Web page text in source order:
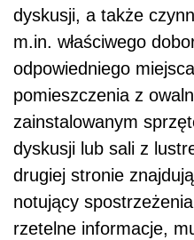
dyskusji, a także
m.in. właściwego
odpowiedniego
pomieszczenia z
zainstalowanym
dyskusji lub sali z
drugiej stronie
notujący
rzetelne informacje,